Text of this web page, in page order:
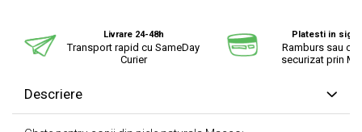
Livrare 24-48h
Transport rapid cu SameDay
Curier
Platesti in
Ramburs sau cu
securizat prin
Descriere